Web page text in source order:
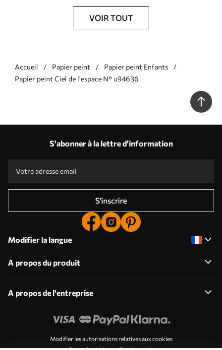
VOIR TOUT
Accueil Papier peint
Papier peint Enfants
Papier peint Ciel de l'espace N° u94636
S'abonner à la lettre d'information
S'inscrire
Modifier la langue
A propos du produit
A propos de l'entreprise
Modifier les autorisations relatives aux cookies